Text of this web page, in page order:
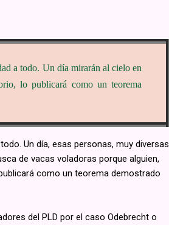
a todo. Un día mirarán al cielo en
lo publicará como un teorema
Un día, esas personas, muy diversas
de vacas voladoras porque alguien,
como un teorema demostrado
del PLD por el caso Odebrecht o